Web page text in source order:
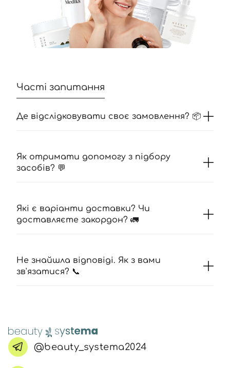
Часті запитання
Де відслідковувати своє замовлення? 📦
Як отримати допомогу з підбору
засобів? 💬
Які є варіанти доставки? Чи
доставляєте закордон? 🚛
Не знайшла відповіді. Як з вами
зв'язатися? 📞
@beauty_systema2024